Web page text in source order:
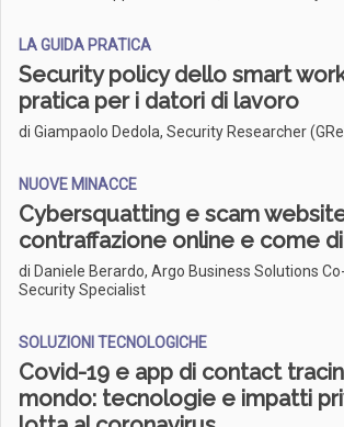
LA GUIDA PRATICA
Security policy dello smart
pratica per i datori di lavoro
di Giampaolo Dedola, Security Researcher
NUOVE MINACCE
Cybersquatting e scam
contraffazione online e come
di Daniele Berardo, Argo Business Solutions
Security Specialist
SOLUZIONI TECNOLOGICHE
Covid-19 e app di contact
mondo: tecnologie e impatti